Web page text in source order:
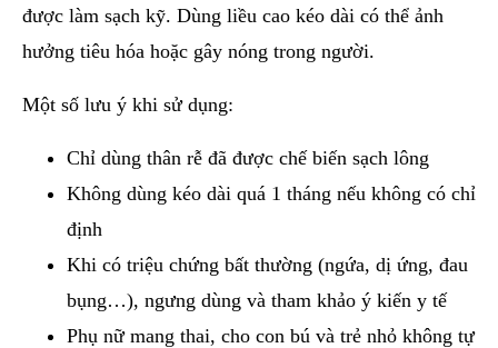
được làm sạch kỹ. Dùng liều cao kéo dài có thể ảnh
hưởng tiêu hóa hoặc gây nóng trong người.
Một số lưu ý khi sử dụng:
Chỉ dùng thân rễ đã được chế biến sạch lông
Không dùng kéo dài quá 1 tháng nếu không có chỉ
định
Khi có triệu chứng bất thường (ngứa, dị ứng, đau
bụng…), ngưng dùng và tham khảo ý kiến y tế
Phụ nữ mang thai, cho con bú và trẻ nhỏ không tự